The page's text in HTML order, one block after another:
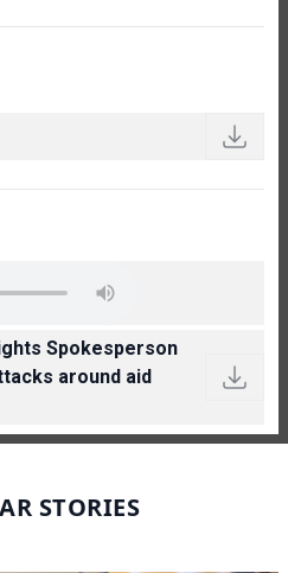
Spokesperson
around aid
STORIES